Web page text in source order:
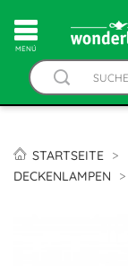
MENÚ
STARTSEITE
DECKENLAMPEN